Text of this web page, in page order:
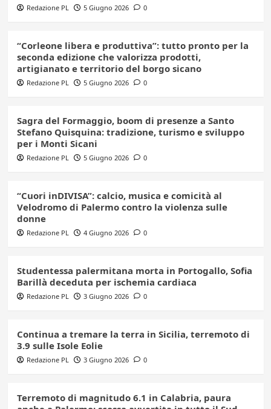
Redazione PL 5 Giugno 2026 0
“Corleone libera e produttiva”: tutto pronto per la
seconda edizione che valorizza prodotti,
artigianato e territorio del borgo sicano
Redazione PL 5 Giugno 2026 0
Sagra del Formaggio, boom di presenze a Santo
Stefano Quisquina: tradizione, turismo e sviluppo
per i Monti Sicani
Redazione PL 5 Giugno 2026 0
“Cuori inDIVISA”: calcio, musica e comicità al
Velodromo di Palermo contro la violenza sulle
donne
Redazione PL 4 Giugno 2026 0
Studentessa palermitana morta in Portogallo, Sofia
Barillà deceduta per ischemia cardiaca
Redazione PL 3 Giugno 2026 0
Continua a tremare la terra in Sicilia, terremoto di
3.9 sulle Isole Eolie
Redazione PL 3 Giugno 2026 0
Terremoto di magnitudo 6.1 in Calabria, paura